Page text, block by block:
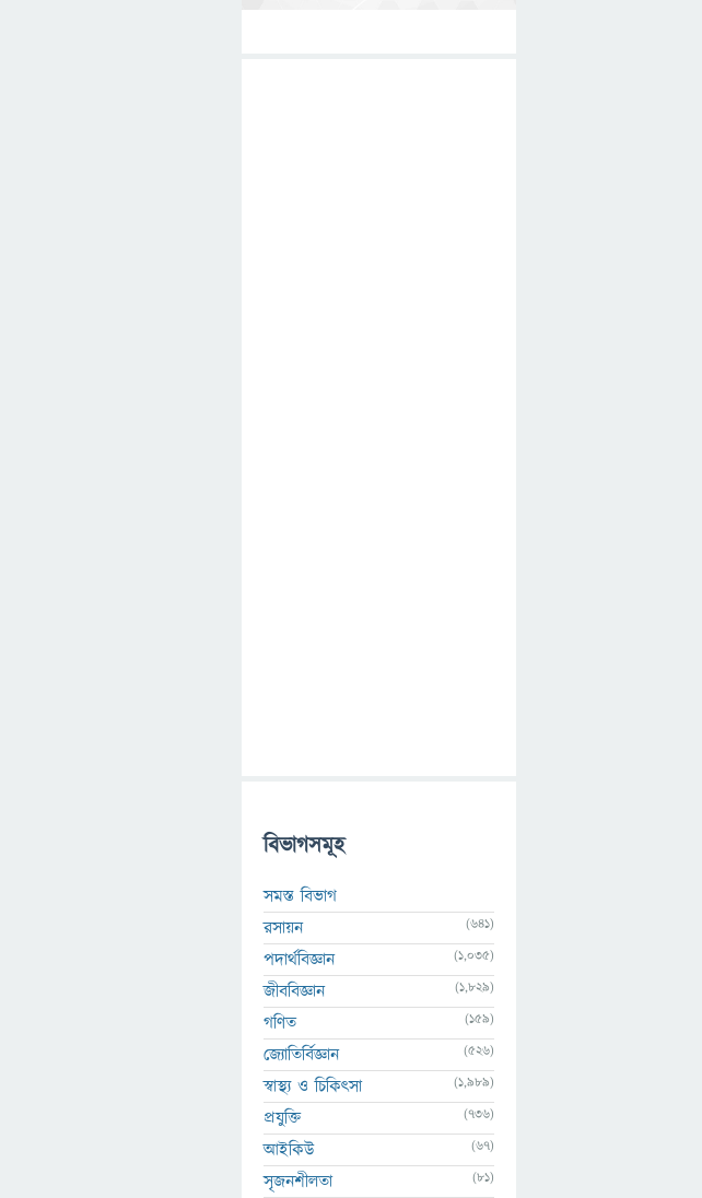
বিভাগসমূহ
সমস্ত বিভাগ
রসায়ন
(641)
পদার্থবিজ্ঞান (1,035)
জীববিজ্ঞান (1,829)
গণিত (159)
জ্যোতির্বিজ্ঞান (526)
স্বাস্থ্য ও চিকিৎসা (1,989)
প্রযুক্তি (736)
আইকিউ (67)
সৃজনশীলতা (81)